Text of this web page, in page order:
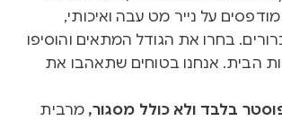
על נייר מט עבה ואיכותי,
בחרו את הגודל המתאים והוסיפו
הבית. אנחנו בטוחים שתאהבו את
בלבד ולא כולל מסגור, מרבית